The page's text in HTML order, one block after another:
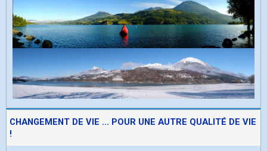
CHANGEMENT DE VIE ... POUR UNE AUTRE QUALITÉ DE VIE
!